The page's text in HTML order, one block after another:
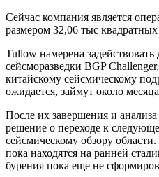
Сейчас компания является
размером 32,06 тыс
Tullow намерена
сейсморазведки BGP
китайскому сейсмическому
ожидается, займут около
После их завершения и
решение о переходе к
сейсмическому обзору
пока находятся на ранней
бурения пока еще не